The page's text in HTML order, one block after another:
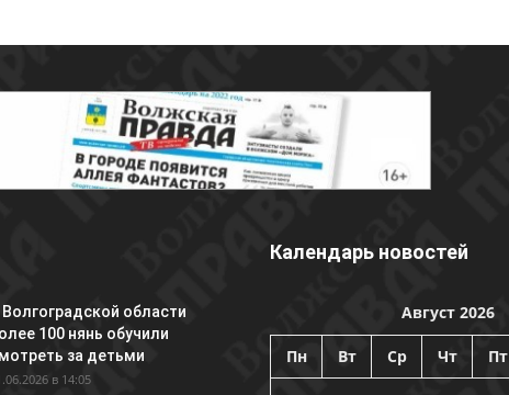
Волгоградской области
100 нянь обучили
за детьми
в 14:05
Календарь новостей
Август 2026
Пн Вт Ср Чт Пт